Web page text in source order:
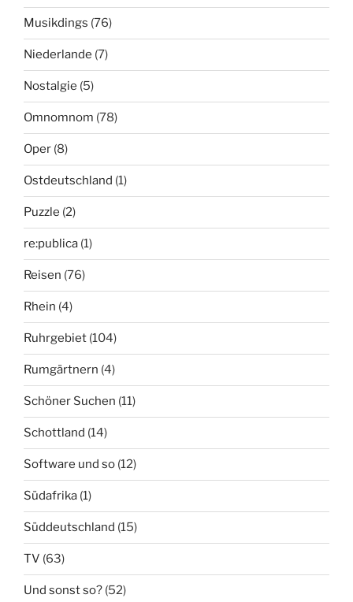
Musikdings (76)
Niederlande (7)
Nostalgie (5)
Omnomnom (78)
Oper (8)
Ostdeutschland (1)
Puzzle (2)
re:publica (1)
Reisen (76)
Rhein (4)
Ruhrgebiet (104)
Rumgärtnern (4)
Schöner Suchen (11)
Schottland (14)
Software und so (12)
Südafrika (1)
Süddeutschland (15)
TV (63)
Und sonst so? (52)